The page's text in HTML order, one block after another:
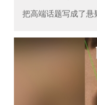
把高端话题写成了悬